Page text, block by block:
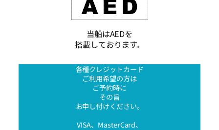
当船はAEDを
搭載しております。
各種クレジットカード
ご利用希望の方は
ご予約時に
その旨
お申し付けください。
VISA、MasterCard、